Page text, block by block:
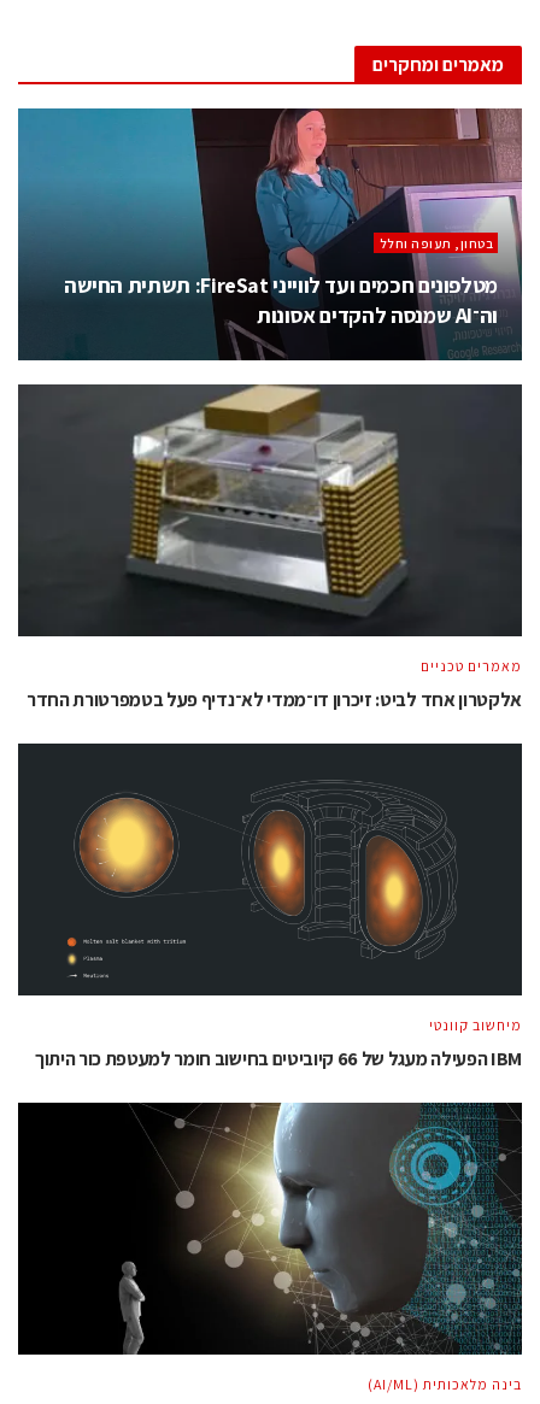
מאמרים ומחקרים
בטחון, תעופה וחלל
מטלפונים חכמים ועד לווייני FireSat: תשתית החישה
וה־AI שמנסה להקדים אסונות
מאמרים טכניים
אלקטרון אחד לביט: זיכרון דו־ממדי לא־נדיף פעל בטמפרטורת החדר
מיחשוב קוונטי
IBM הפעילה מעגל של 66 קיוביטים בחישוב חומר למעטפת כור היתוך
בינה מלאכותית (AI/ML)